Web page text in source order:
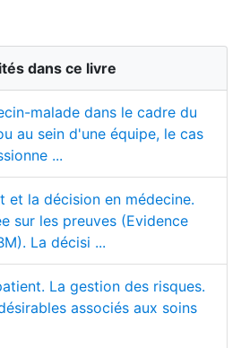
dans ce livre
malade dans le cadre du
au sein d'une équipe, le cas
...
et la décision en médecine.
sur les preuves (Evidence
La décisi ...
La gestion des risques.
associés aux soins